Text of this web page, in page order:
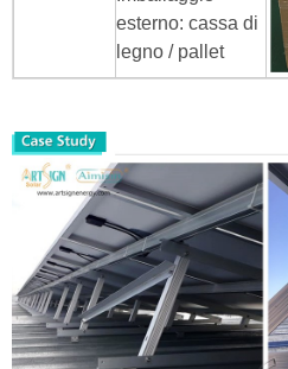
esterno: cassa di
legno / pallet